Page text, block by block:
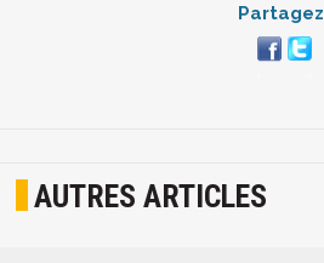
Partagez
AUTRES ARTICLES